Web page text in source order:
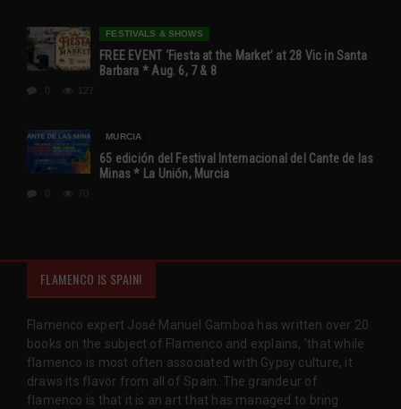
FESTIVALS & SHOWS
FREE EVENT ‘Fiesta at the Market’ at 28 Vic in Santa
Barbara * Aug. 6, 7 & 8
127
MURCIA
65 edición del Festival Internacional del Cante de las
Minas * La Unión, Murcia
70
FLAMENCO IS SPAIN!
Flamenco expert José Manuel Gamboa has written over 20
books on the subject of Flamenco and explains, 'that while
flamenco is most often associated with Gypsy culture, it
draws its flavor from all of Spain. The grandeur of
flamenco is that it is an art that has managed to bring